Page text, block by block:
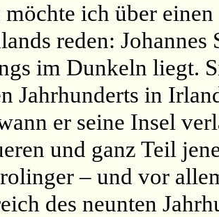
möchte ich über
reden:
im Dunkeln liegt.
Jahrhunderts in
er seine Insel
und ganz Teil
– und vor
des neunten